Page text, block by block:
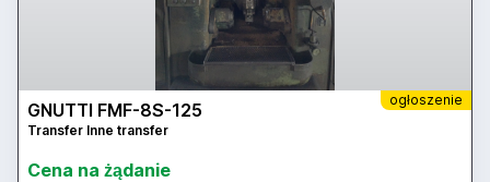
ogłoszenie
GNUTTI FMF-8S-125
Transfer Inne transfer
Cena na żądanie